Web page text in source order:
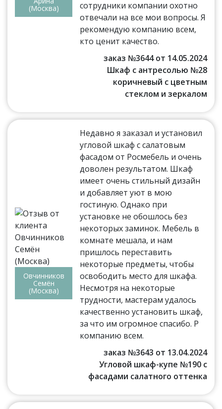
(Москва)
сотрудники компании охотно
отвечали на все мои вопросы. Я
рекомендую компанию всем,
кто ценит качество.
заказ №3644 от 14.05.2024
Шкаф с антресолью №28
коричневый с цветным
стеклом и зеркалом
Овчинников
Семён
(Москва)
Недавно я заказал и установил
угловой шкаф с салатовым
фасадом от Росмебель и очень
доволен результатом. Шкаф
имеет очень стильный дизайн
и добавляет уют в мою
гостиную. Однако при
установке не обошлось без
некоторых заминок. Мебель в
комнате мешала, и нам
пришлось переставить
некоторые предметы, чтобы
освободить место для шкафа.
Несмотря на некоторые
трудности, мастерам удалось
качественно установить шкаф,
за что им огромное спасибо. Р
компанию всем.
заказ №3643 от 13.04.2024
Угловой шкаф-купе №190 с
фасадами салатного оттенка